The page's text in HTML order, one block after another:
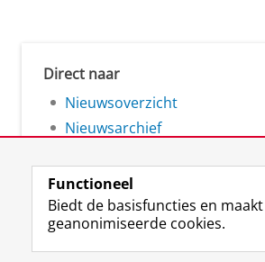
Direct naar
Nieuwsoverzicht
Nieuwsarchief
Volg de RUG F L
Functioneel
Biedt de basisfuncties en
geanonimiseerde cookies.